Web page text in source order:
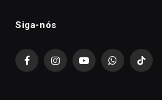
Siga-nós
FacebookInstagramYouTubeWhatsAppTikTok